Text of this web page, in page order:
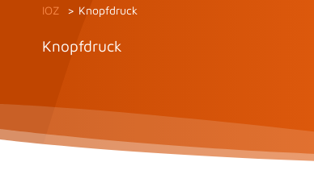
IOZ Knopfdruck
Knopfdruck